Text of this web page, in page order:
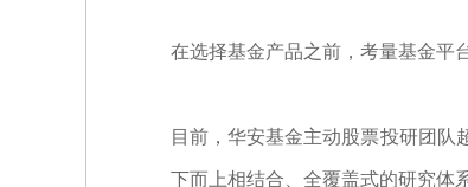
在选择基金产品之前，考量基金平
目前，华安基金主动股票投研团
下而上相结合、全覆盖式的研究体